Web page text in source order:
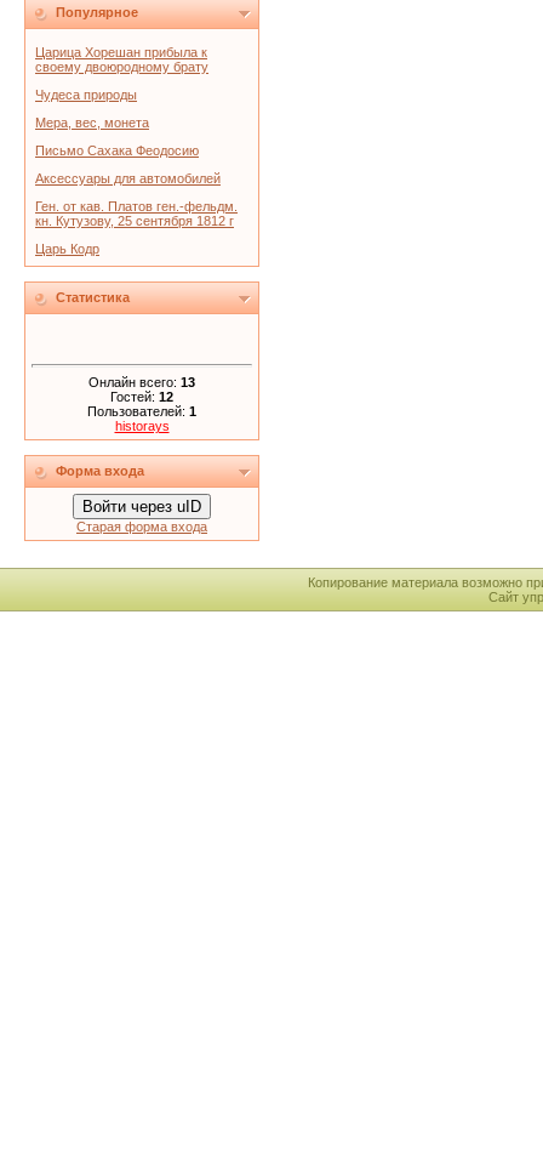
Популярное
Царица Хорешан прибыла к
своему двоюродному брату
Чудеса природы
Мера, вес, монета
Письмо Сахака Феодосию
Аксессуары для автомобилей
Ген. от кав. Платов ген.-фельдм.
кн. Кутузову, 25 сентября 1812 г
Царь Кодр
Статистика
Онлайн всего: 13
Гостей: 12
Пользователей: 1
historays
Форма входа
Войти через uID
Старая форма входа
Копирование материала возможно
Сайт